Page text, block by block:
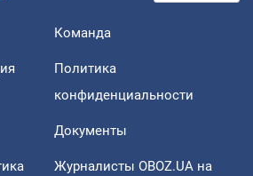
Команда
Политика
конфиденциальности
Документы
Журналисты OBOZ.UA на